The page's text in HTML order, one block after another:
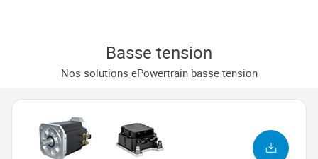
Basse tension
Nos solutions ePowertrain basse tension